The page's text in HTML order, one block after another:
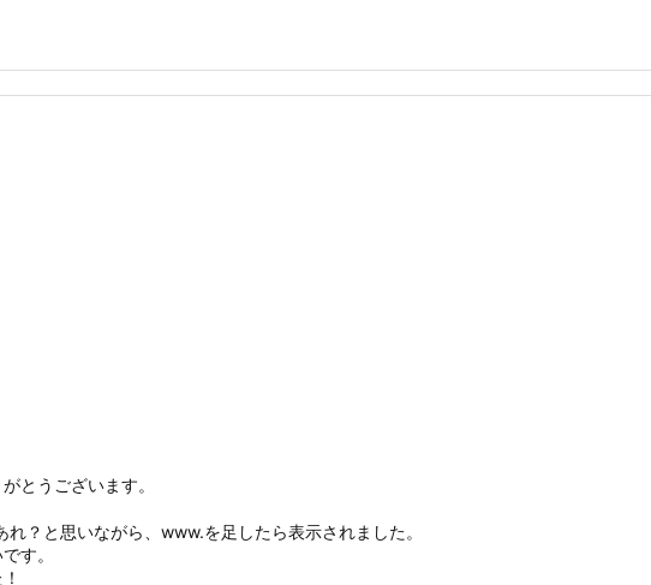
とうございます。
？と思いながら、www.を足したら表示されました。
す。